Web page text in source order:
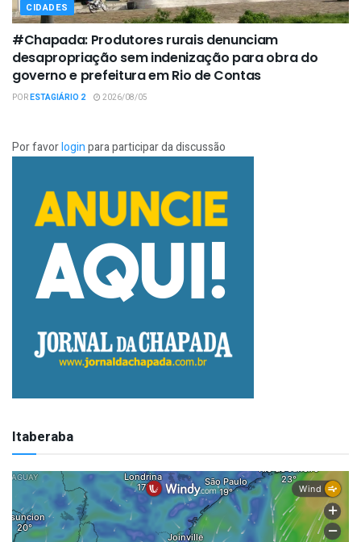
CIDADES
#Chapada: Produtores rurais denunciam
desapropriação sem indenização para obra do
governo e prefeitura em Rio de Contas
PORESTAGIÁRIO 2 2026/08/05
Por favorloginpara participar da discussão
Itaberaba